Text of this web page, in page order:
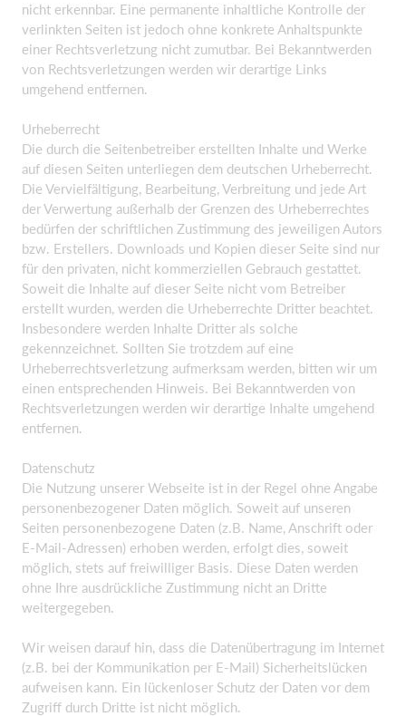
nicht erkennbar. Eine permanente inhaltliche Kontrolle der
verlinkten Seiten ist jedoch ohne konkrete Anhaltspunkte
einer Rechtsverletzung nicht zumutbar. Bei Bekanntwerden
von Rechtsverletzungen werden wir derartige Links
umgehend entfernen.
Urheberrecht
Die durch die Seitenbetreiber erstellten Inhalte und Werke
auf diesen Seiten unterliegen dem deutschen Urheberrecht.
Die Vervielfältigung, Bearbeitung, Verbreitung und jede Art
der Verwertung außerhalb der Grenzen des Urheberrechtes
bedürfen der schriftlichen Zustimmung des jeweiligen Autors
bzw. Erstellers. Downloads und Kopien dieser Seite sind nur
für den privaten, nicht kommerziellen Gebrauch gestattet.
Soweit die Inhalte auf dieser Seite nicht vom Betreiber
erstellt wurden, werden die Urheberrechte Dritter beachtet.
Insbesondere werden Inhalte Dritter als solche
gekennzeichnet. Sollten Sie trotzdem auf eine
Urheberrechtsverletzung aufmerksam werden, bitten wir um
einen entsprechenden Hinweis. Bei Bekanntwerden von
Rechtsverletzungen werden wir derartige Inhalte umgehend
entfernen.
Datenschutz
Die Nutzung unserer Webseite ist in der Regel ohne Angabe
personenbezogener Daten möglich. Soweit auf unseren
Seiten personenbezogene Daten (z.B. Name, Anschrift oder
E-Mail-Adressen) erhoben werden, erfolgt dies, soweit
möglich, stets auf freiwilliger Basis. Diese Daten werden
ohne Ihre ausdrückliche Zustimmung nicht an Dritte
weitergegeben.
Wir weisen darauf hin, dass die Datenübertragung im Internet
(z.B. bei der Kommunikation per E-Mail) Sicherheitslücken
aufweisen kann. Ein lückenloser Schutz der Daten vor dem
Zugriff durch Dritte ist nicht möglich.